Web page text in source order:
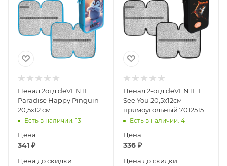
Пенал 2отд deVENTE
Paradise Happy Pinguin
20,5х12 см
прямоугольный 7012507
Есть в наличии: 13
Цена
341 ₽
Цена до скидки
Пенал 2-отд deVENTE I
See You 20,5х12см
прямоугольный 7012515
Есть в наличии: 4
Цена
336₽
Цена до скидки